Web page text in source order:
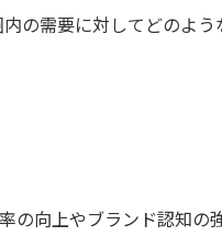
の需要に対してどのよ
の向上やブランド認知の